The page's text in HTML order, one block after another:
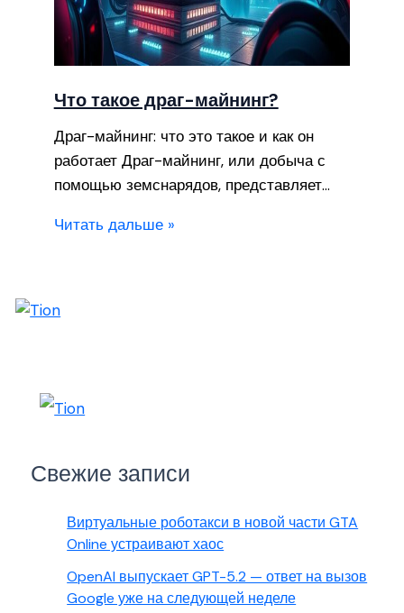
Что такое драг-майнинг?
Драг-майнинг: что это такое и как он
работает Драг-майнинг, или добыча с
помощью земснарядов, представляет…
Читать дальше »
Свежие записи
Виртуальные роботакси в новой части GTA
Online устраивают хаос
OpenAI выпускает GPT-5.2 — ответ на вызов
Google уже на следующей неделе